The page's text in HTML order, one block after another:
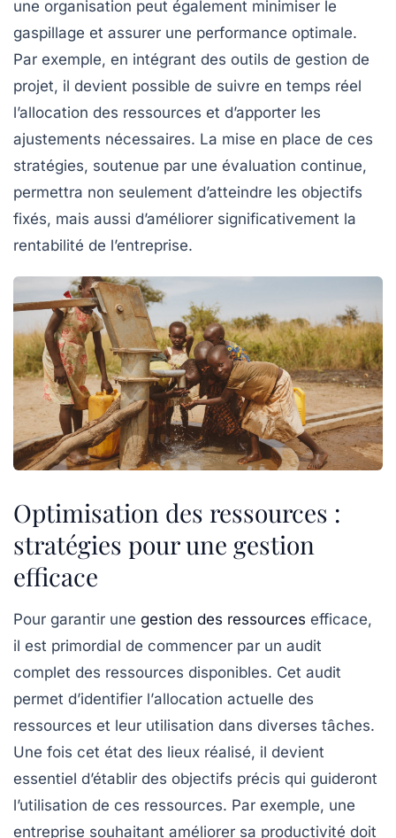
une organisation peut également minimiser le
gaspillage et assurer une performance optimale.
Par exemple, en intégrant des outils de gestion de
projet, il devient possible de suivre en temps réel
l’allocation des ressources et d’apporter les
ajustements nécessaires. La mise en place de ces
stratégies, soutenue par une évaluation continue,
permettra non seulement d’atteindre les objectifs
fixés, mais aussi d’améliorer significativement la
rentabilité de l’entreprise.
Optimisation des ressources :
stratégies pour une gestion
efficace
Pour garantir une gestion des ressources efficace,
il est primordial de commencer par un audit
complet des ressources disponibles. Cet audit
permet d’identifier l’allocation actuelle des
ressources et leur utilisation dans diverses tâches.
Une fois cet état des lieux réalisé, il devient
essentiel d’établir des objectifs précis qui guideront
l’utilisation de ces ressources. Par exemple, une
entreprise souhaitant améliorer sa productivité doit